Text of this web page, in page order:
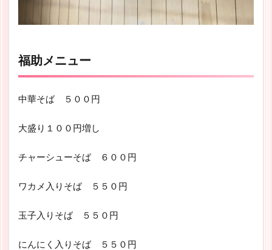
福助メニュー
中華そば ５００円
大盛り１００円増し
チャーシューそば ６００円
ワカメ入りそば ５５０円
玉子入りそば ５５０円
にんにく入りそば ５５０円